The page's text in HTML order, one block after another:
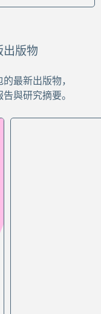
版物
最新出版物，
與研究摘要。